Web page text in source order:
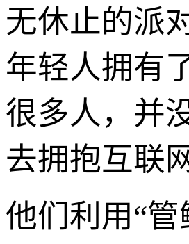
无休止的派
年轻人拥有
很多人，并
去拥抱互联
他们利用“